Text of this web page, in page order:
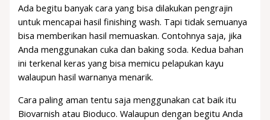
Ada begitu banyak cara yang bisa dilakukan pengrajin
untuk mencapai hasil finishing wash. Tapi tidak semuanya
bisa memberikan hasil memuaskan. Contohnya saja, jika
Anda menggunakan cuka dan baking soda. Kedua bahan
ini terkenal keras yang bisa memicu pelapukan kayu
walaupun hasil warnanya menarik.
Cara paling aman tentu saja menggunakan cat baik itu
Biovarnish atau Bioduco. Walaupun dengan begitu Anda